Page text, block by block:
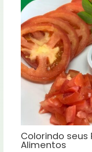
Colorindo seus
Alimentos